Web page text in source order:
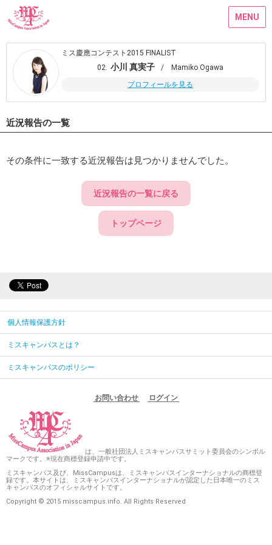
MENU
ミス慶應コンテスト2015 FINALIST
02. 小川 真実子
/ Mamiko Ogawa
プロフィールを見る
近況報告の一覧
その条件に一致する近況報告は見つかりませんでした。
近況報告の一覧に戻る
トップページ
個人情報保護方針
ミスキャンパスとは？
ミスキャンパスのポリシー
お問い合わせ ログイン
は、一般社団法人ミスキャンパスサミット委員会のシンボル
マークです。※現在商標登録申請中です。
ミスキャンパス及び、MissCampusは、ミスキャンパスインターナショナルの商標登
録です。本サイトは、ミスキャンパスインターナショナルが認定した日本唯一のミス
キャンパスのオフィシャルサイトです。
Copyright © 2015 misscampus.info. All Rights Reserved